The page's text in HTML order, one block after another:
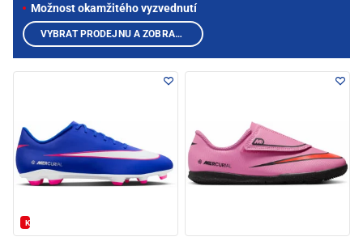
Kód: FOTBAL20
Možnost okamžitého vyzvednutí
VYBRAT PRODEJNU A ZOBRAZIT PRODUKTY